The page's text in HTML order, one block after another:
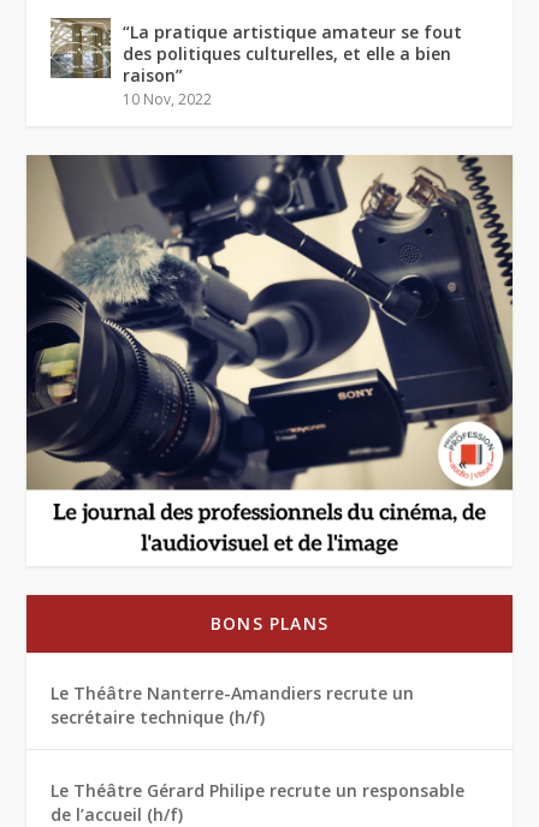
“La pratique artistique amateur se fout
des politiques culturelles, et elle a bien
raison”
10 Nov, 2022
BONS PLANS
Le Théâtre Nanterre-Amandiers recrute un
secrétaire technique (h/f)
Le Théâtre Gérard Philipe recrute un responsable
de l’accueil (h/f)